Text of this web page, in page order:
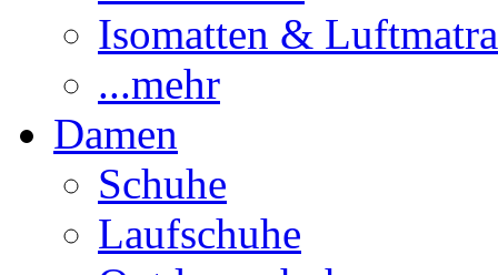
Isomatten &
...mehr
Damen
Schuhe
Laufschuhe